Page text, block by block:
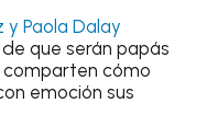
Paola Dalay
que serán papás
cómo
emoción sus